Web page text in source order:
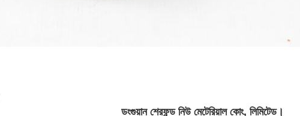
ডংগুয়ান শেরফন্ড নিউ মেটেরিয়াল কোং, লিমিটেড।